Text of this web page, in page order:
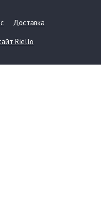
Доставка
Riello